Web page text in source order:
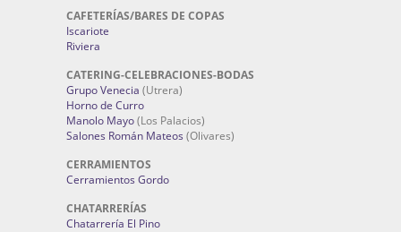
CAFETERÍAS/BARES DE COPAS
Iscariote
Riviera
CATERING-CELEBRACIONES-BODAS
Grupo Venecia (Utrera)
Horno de Curro
Manolo Mayo(Los Palacios)
Salones Román Mateos (Olivares)
CERRAMIENTOS
Cerramientos Gordo
CHATARRERÍAS
Chatarrería El Pino